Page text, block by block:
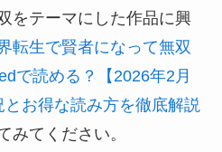
をテーマにした作品に興
転生で賢者になって無双
で読める？【2026年2月
お得な読み方を徹底解説
みてください。